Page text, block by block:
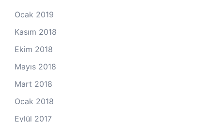
Ocak 2019
Kasım 2018
Ekim 2018
Mayıs 2018
Mart 2018
Ocak 2018
Eylül 2017